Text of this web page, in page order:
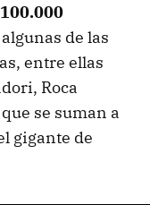
100.000
de las
entre ellas
Roca
se suman a
gigante de